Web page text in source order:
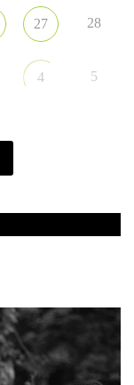
27 28
4 5